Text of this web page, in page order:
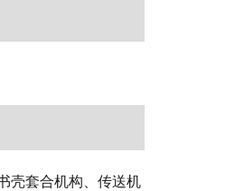
壳套合机构、传送机